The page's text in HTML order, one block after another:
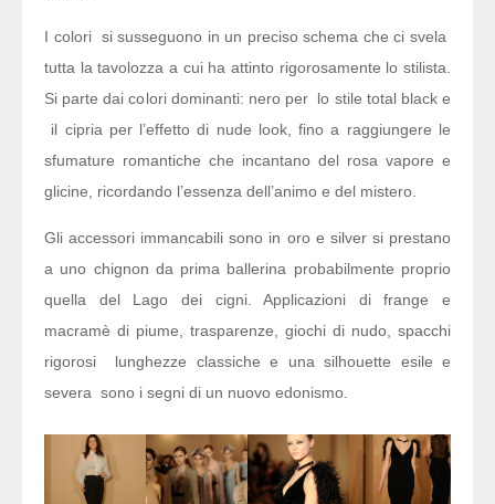
I colori si susseguono in un preciso schema che ci svela
tutta la tavolozza a cui ha attinto rigorosamente lo stilista.
Si parte dai colori dominanti: nero per lo stile total black e
il cipria per l’effetto di nude look, fino a raggiungere le
sfumature romantiche che incantano del rosa vapore e
glicine, ricordando l’essenza dell’animo e del mistero.
Gli accessori immancabili sono in oro e silver si prestano
a uno chignon da prima ballerina probabilmente proprio
quella del Lago dei cigni. Applicazioni di frange e
macramè di piume, trasparenze, giochi di nudo, spacchi
rigorosi lunghezze classiche e una silhouette esile e
severa sono i segni di un nuovo edonismo.